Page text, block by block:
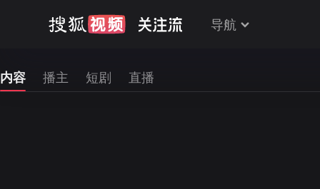
导航
内容 播主 短剧 直播